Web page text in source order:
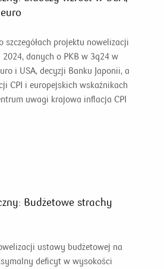
szczegółach projektu nowelizacji
danych o PKB w 3q24 w
i USA, decyzji Banku Japonii, a
CPI i europejskich wskaźnikach
uwagi krajowa inflacja CPI
Budżetowe strachy
ustawy budżetowej na
deficyt w wysokości